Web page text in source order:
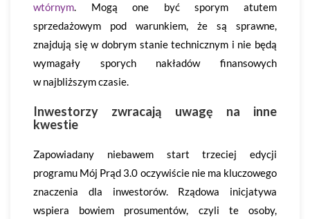
wtórnym. Mogą one być sporym atutem
sprzedażowym pod warunkiem, że są sprawne,
znajdują się w dobrym stanie technicznym i nie będą
wymagały sporych nakładów finansowych
w najbliższym czasie.
Inwestorzy zwracają uwagę na inne
kwestie
Zapowiadany niebawem start trzeciej edycji
programu Mój Prąd 3.0 oczywiście nie ma kluczowego
znaczenia dla inwestorów. Rządowa inicjatywa
wspiera bowiem prosumentów, czyli te osoby,